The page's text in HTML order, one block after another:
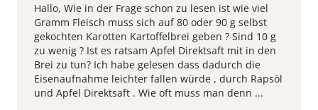
Hallo, Wie in der Frage schon zu lesen ist wie viel
Gramm Fleisch muss sich auf 80 oder 90 g selbst
gekochten Karotten Kartoffelbrei geben ? Sind 10 g
zu wenig ? Ist es ratsam Apfel Direktsaft mit in den
Brei zu tun? Ich habe gelesen dass dadurch die
Eisenaufnahme leichter fallen würde , durch Rapsöl
und Apfel Direktsaft . Wie oft muss man denn ...